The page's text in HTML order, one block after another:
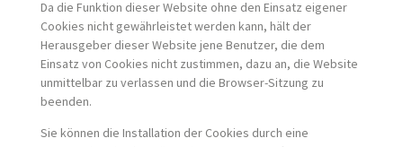
Da die Funktion dieser Website ohne den Einsatz eigener
Cookies nicht gewährleistet werden kann, hält der
Herausgeber dieser Website jene Benutzer, die dem
Einsatz von Cookies nicht zustimmen, dazu an, die Website
unmittelbar zu verlassen und die Browser-Sitzung zu
beenden.
Sie können die Installation der Cookies durch eine